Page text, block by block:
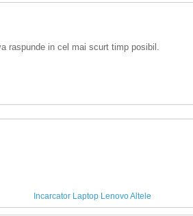
raspunde in cel mai scurt timp posibil.
Incarcator Laptop Lenovo Altele